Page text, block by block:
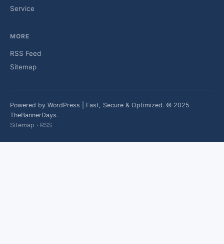
Service
MORE
RSS Feed
Sitemap
Powered by WordPress | Fast, Secure & Optimized. © 2025
TheBannerDays.
Sitemap · RSS